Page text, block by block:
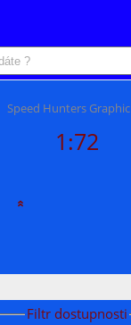
Speed Hunters Graphic
1:72
Filtr dostupnosti